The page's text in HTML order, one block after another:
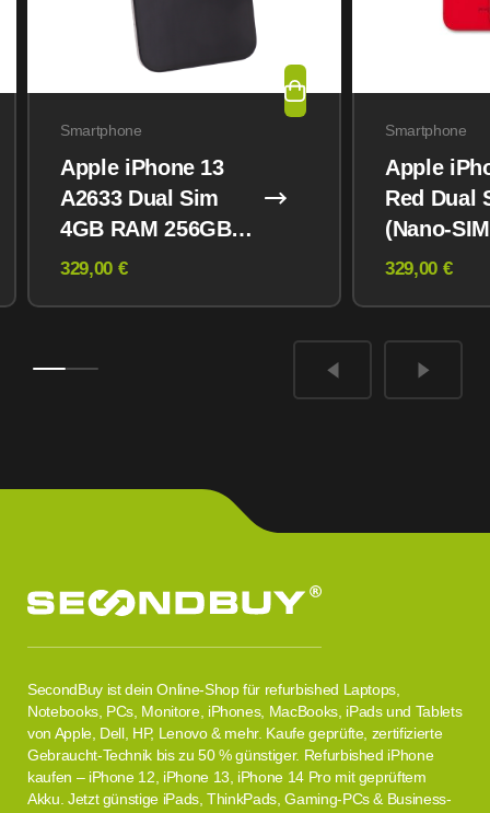
Smartphone
Apple iPhone 13
A2633 Dual Sim
4GB RAM 256GB
Midnight
329,00 €
Smartphone
Apple
Red Dual
(Nano-
eSIM)
329,00 €
SecondBuy ist dein Online-Shop für refurbished Laptops,
Notebooks, PCs, Monitore, iPhones, MacBooks, iPads und Tablets
von Apple, Dell, HP, Lenovo & mehr. Kaufe geprüfte, zertifizierte
Gebraucht-Technik bis zu 50 % günstiger. Refurbished iPhone
kaufen – iPhone 12, iPhone 13, iPhone 14 Pro mit geprüftem
Akku. Jetzt günstige iPads, ThinkPads, Gaming-PCs & Business-